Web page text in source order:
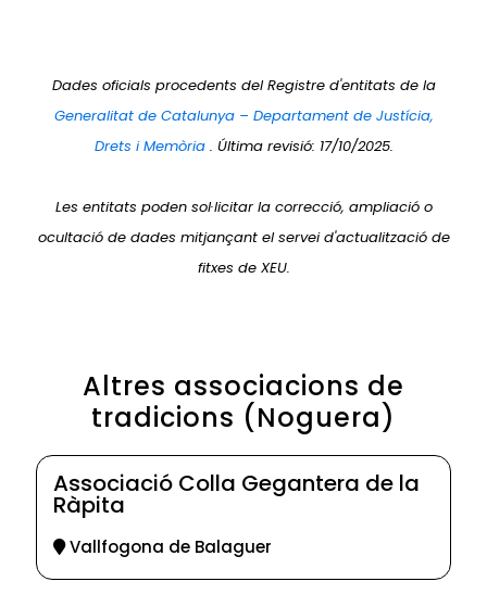
Dades oficials procedents del Registre d'entitats de la
Generalitat de Catalunya – Departament de Justícia,
Drets i Memòria . Última revisió: 17/10/2025.
Les entitats poden sol·licitar la correcció, ampliació o
ocultació de dades mitjançant el servei d'actualització de
fitxes de XEU.
Altres associacions de
tradicions (Noguera)
Associació Colla Gegantera de la
Ràpita
Vallfogona de Balaguer